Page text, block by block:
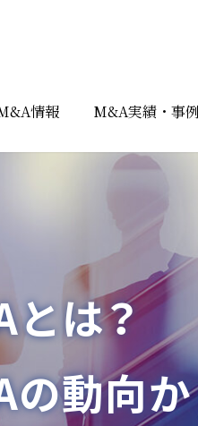
情報 M&A実績・事例
は？
動向